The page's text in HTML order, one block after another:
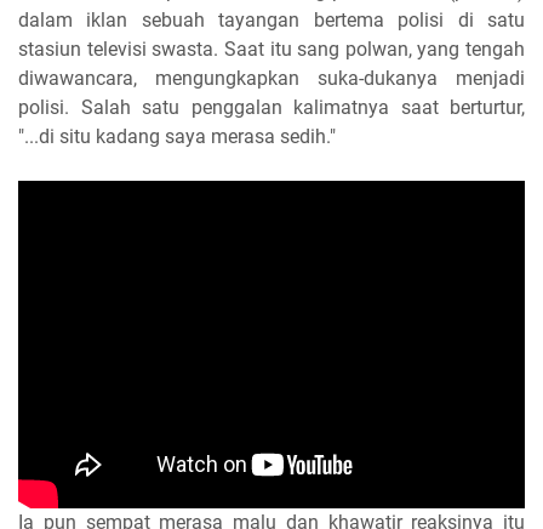
dalam iklan sebuah tayangan bertema polisi di satu
stasiun televisi swasta. Saat itu sang polwan, yang tengah
diwawancara, mengungkapkan suka-dukanya menjadi
polisi. Salah satu penggalan kalimatnya saat berturtur,
"...di situ kadang saya merasa sedih."
Ia pun sempat merasa malu dan khawatir reaksinya itu